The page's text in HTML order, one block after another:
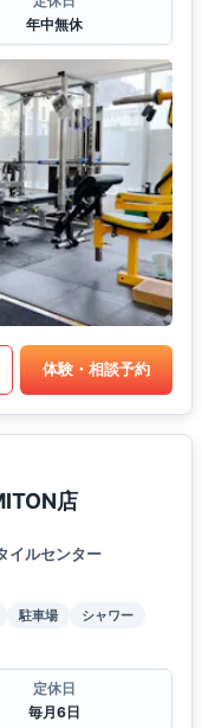
年中無休
体験・相談予約
店
イルセンター
駐車場
シャワー
定休日
毎月6日